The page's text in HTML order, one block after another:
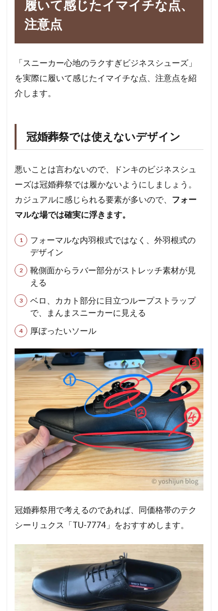
履いて感じたイマイチな点、
注意点
「スニーカー心地のラクすぎビジネスシューズ」
を実際に履いて感じたイマイチな点、注意点を紹
介します。
冠婚葬祭では使えないデザイン
悪いことは言わないので、ドンキのビジネスシュ
ーズは冠婚葬祭では履かないようにしましょう。
カジュアルに感じられる要素が多いので、 フォー
マルな場では確実に浮きます。
フォーマルな内羽根式ではなく、外羽根式の
デザイン
靴側面からラバー部分がストレッチ素材が見
える
ベロ、カカト部分に目立つループストラップ
で、まんまスニーカーに見える
厚ぼったいソール
冠婚葬祭用で考えるのであれば、同価格帯のテク
シーリュクス「TU-7774」をおすすめします。